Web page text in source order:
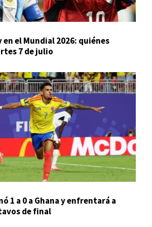
el Mundial 2026: quiénes
7 de julio
1 a 0 a Ghana y enfrentará a
de final